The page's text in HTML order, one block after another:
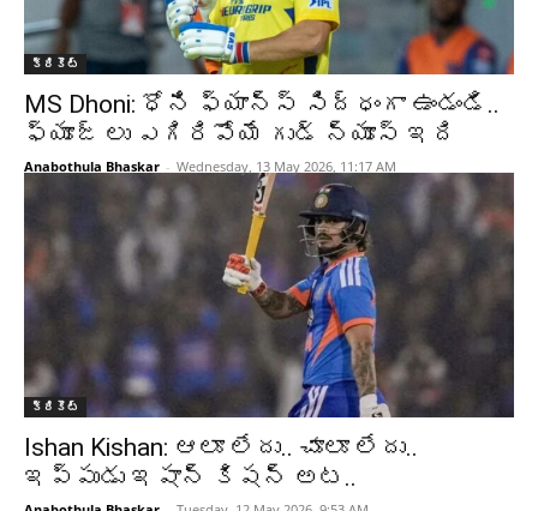
క్రికెట్‌
MS Dhoni: ధోని ఫ్యాన్స్ సిద్ధంగా ఉండండి..
ఫ్యూజ్ లు ఎగిరిపోయే గుడ్ న్యూస్ ఇది
Anabothula Bhaskar - Wednesday, 13 May 2026, 11:17 AM
క్రికెట్‌
Ishan Kishan: ఆలూ లేదు.. చూలూ లేదు..
ఇప్పుడు ఇషాన్ కిషన్ అట..